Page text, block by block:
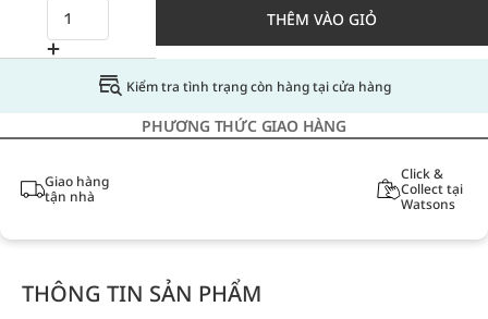
THÊM VÀO GIỎ
Kiểm tra tình trạng còn hàng tại cửa hàng
PHƯƠNG THỨC GIAO HÀNG
Giao hàng
tận nhà
Click &
Collect tại
Watsons
THÔNG TIN SẢN PHẨM